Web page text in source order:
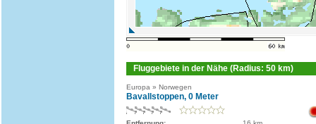
Fluggebiete in der Nähe (Radius: 50 km)
Europa » Norwegen
Bavallstoppen, 0 Meter